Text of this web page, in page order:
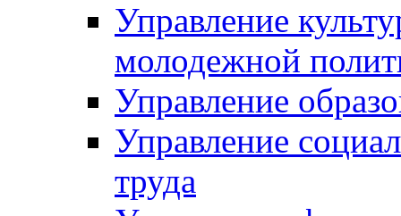
Управление
молодежной
Управление
Управление
труда